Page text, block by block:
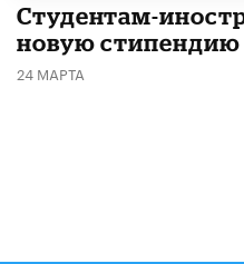
Студентам-
новую стипендию
24 МАРТА